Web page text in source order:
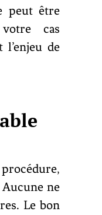
peut être
cas
de
ne
Le bon